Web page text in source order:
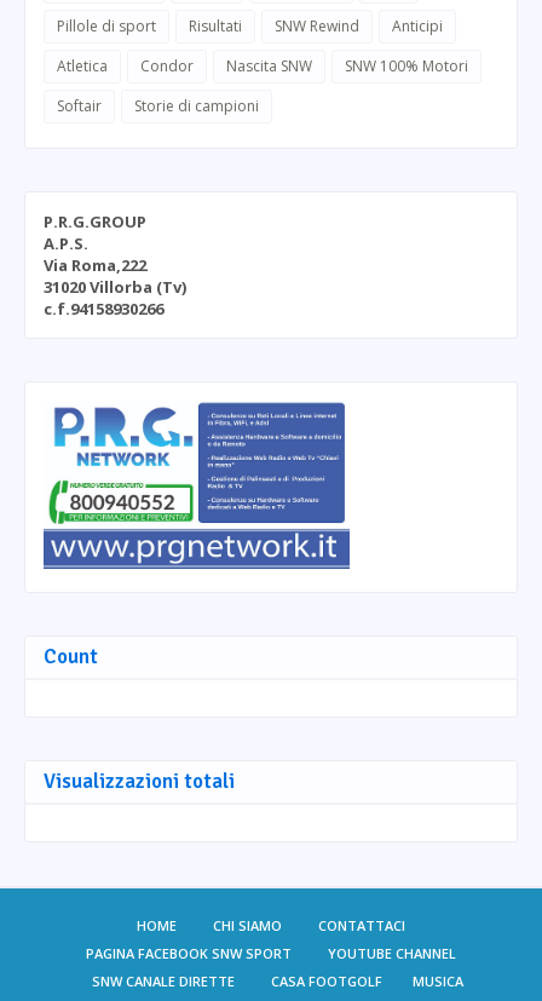
Pillole di sport
Risultati SNW Rewind
Anticipi
Atletica
Condor Nascita SNW
SNW 100% Motori
Softair
Storie di campioni
P.R.G.GROUP
A.P.S.
Via Roma,222
31020 Villorba (Tv)
c.f.94158930266
Count
Visualizzazioni totali
HOME CHI SIAMO
CONTATTACI
PAGINA FACEBOOK SNW SPORT
YOUTUBE CHANNEL
SNW CANALE DIRETTE
CASA FOOTGOLF MUSICA